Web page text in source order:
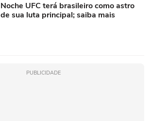
Noche UFC terá brasileiro como astro
de sua luta principal; saiba mais
PUBLICIDADE